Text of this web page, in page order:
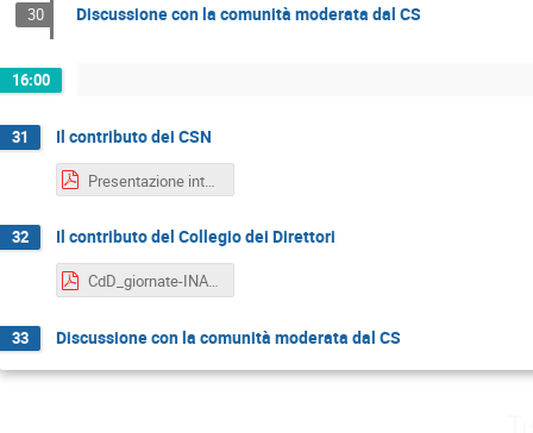
30 Discussione con la comunità moderata dal CS
16:00
31 Il contributo dei CSN
32 Il contributo del Collegio dei Direttori
CdD_giornate-INAF-v1.pdf
33 Discussione con la comunità moderata dal CS